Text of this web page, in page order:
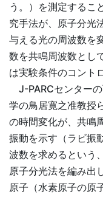
う。）を測定するこ
究手法が、原子分光
与える光の周波数を
数を共鳴周波数とし
は実験条件のコント
J-PARCセンター
学の鳥居寛之准教授
の時間変化が、共鳴
振動を示す（ラビ振
波数を求めるという
原子分光法を編み出
原子（水素原子の原